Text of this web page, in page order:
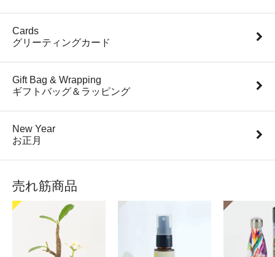
Cards
グリーティングカード
Gift Bag & Wrapping
ギフトバッグ＆ラッピング
New Year
お正月
売れ筋商品